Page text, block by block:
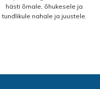
hästi õrnale, õhukesele ja
tundlikule nahale ja juustele.
koostisosi. PH on neutraalne.